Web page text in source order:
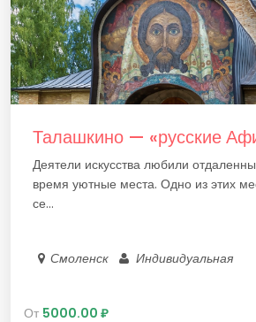
Талашкино — «русские
Деятели искусства любили
время уютные места. Одно из этих
се...
Смоленск Индивидуальная
От 5000.00 ₽